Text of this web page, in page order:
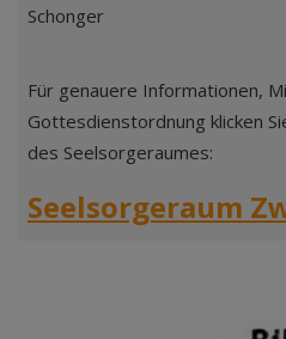
Schonger
Für genauere Informationen,
Gottesdienstordnung klicken
des Seelsorgeraumes:
Seelsorgeraum